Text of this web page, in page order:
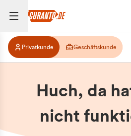
Privatkunde Geschäftskunde
Huch, da
nicht